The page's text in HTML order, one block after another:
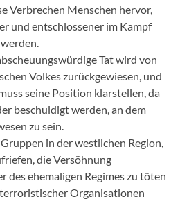
Verbrechen Menschen hervor,
und entschlossener im Kampf
Tat wird von
Volkes zurückgewiesen, und
seine Position klarstellen, da
beschuldigt werden, an dem
zu sein.
in der westlichen Region,
die Versöhnung
des ehemaligen Regimes zu töten
Organisationen